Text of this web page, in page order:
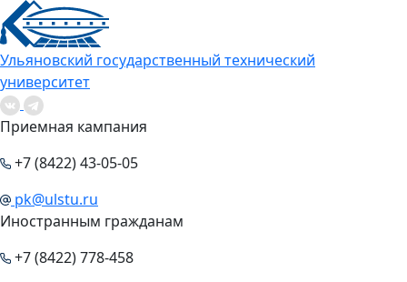
Ульяновский государственный технический
университет
Приемная кампания
+7 (8422) 43-05-05
pk@ulstu.ru
Иностранным гражданам
+7 (8422) 778-458